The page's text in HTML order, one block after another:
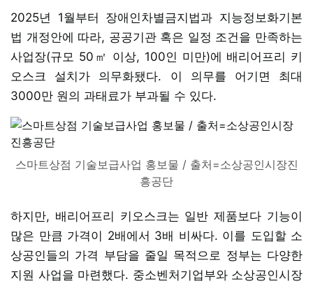
2025년 1월부터 장애인차별금지법과 지능정보화기본
법 개정안에 따라, 공공기관 혹은 일정 조건을 만족하는
사업장(규모 50㎡ 이상, 100인 미만)에 배리어프리 키
오스크 설치가 의무화됐다. 이 의무를 어기면 최대
3000만 원의 과태료가 부과될 수 있다.
스마트상점 기술보급사업 홍보물 / 출처=소상공인시장진
흥공단
하지만, 배리어프리 키오스크는 일반 제품보다 기능이
많은 만큼 가격이 2배에서 3배 비싸다. 이를 도입할 소
상공인들의 가격 부담을 줄일 목적으로 정부는 다양한
지원 사업을 마련했다. 중소벤처기업부와 소상공인시장